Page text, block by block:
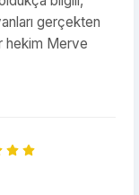
gerçekten
hekim Merve